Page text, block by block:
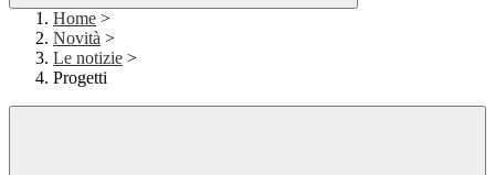
Home >
Novità >
Le notizie >
Progetti